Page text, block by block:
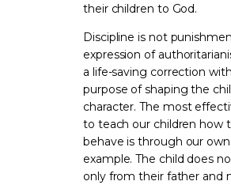
their children to God.
Discipline is not
expression of
a life-saving correction
purpose of shaping the
character. The most
to teach our children how
behave is through our own
example. The child does
only from their father and